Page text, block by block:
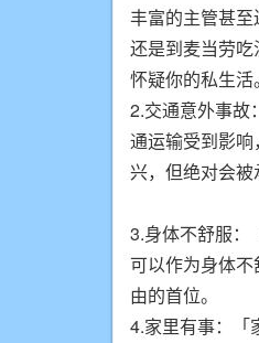
丰富的主管甚
还是到麦当劳
怀疑你的私生活。
2.交通意外事故
通运输受到影
兴，但绝对会被
3.身体不舒服：
可以作为身体
由的首位。
4.家里有事：「